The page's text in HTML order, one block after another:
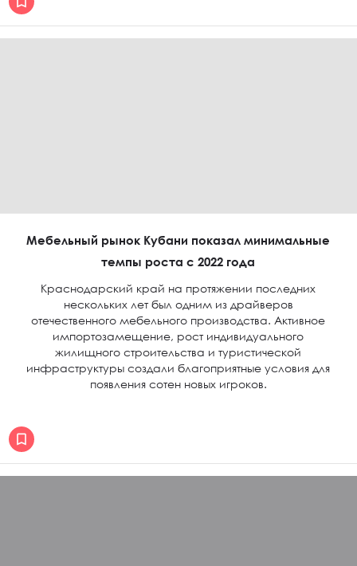
Мебельный рынок Кубани показал минимальные
темпы роста с 2022 года
Краснодарский край на протяжении последних
нескольких лет был одним из драйверов
отечественного мебельного производства. Активное
импортозамещение, рост индивидуального
жилищного строительства и туристической
инфраструктуры создали благоприятные условия для
появления сотен новых игроков.